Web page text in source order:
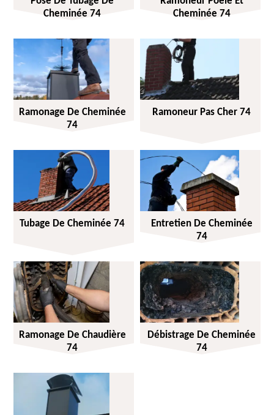
Cheminée 74
Cheminée 74
Ramonage De Cheminée
74
Ramoneur Pas Cher 74
Tubage De Cheminée 74
Entretien De Cheminée
74
Ramonage De Chaudière
74
Débistrage De Cheminée
74